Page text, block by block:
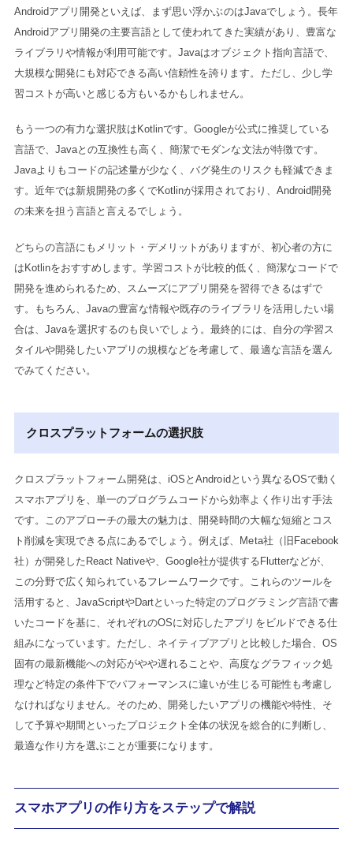
Androidアプリ開発といえば、まず思い浮かぶのはJavaでしょう。長年
Androidアプリ開発の主要言語として使われてきた実績があり、豊富な
ライブラリや情報が利用可能です。Javaはオブジェクト指向言語で、
大規模な開発にも対応できる高い信頼性を誇ります。ただし、少し学
習コストが高いと感じる方もいるかもしれません。
もう一つの有力な選択肢はKotlinです。Googleが公式に推奨している
言語で、Javaとの互換性も高く、簡潔でモダンな文法が特徴です。
Javaよりもコードの記述量が少なく、バグ発生のリスクも軽減できま
す。近年では新規開発の多くでKotlinが採用されており、Android開発
の未来を担う言語と言えるでしょう。
どちらの言語にもメリット・デメリットがありますが、初心者の方に
はKotlinをおすすめします。学習コストが比較的低く、簡潔なコードで
開発を進められるため、スムーズにアプリ開発を習得できるはずで
す。もちろん、Javaの豊富な情報や既存のライブラリを活用したい場
合は、Javaを選択するのも良いでしょう。最終的には、自分の学習ス
タイルや開発したいアプリの規模などを考慮して、最適な言語を選ん
でみてください。
クロスプラットフォームの選択肢
クロスプラットフォーム開発は、iOSとAndroidという異なるOSで動く
スマホアプリを、単一のプログラムコードから効率よく作り出す手法
です。このアプローチの最大の魅力は、開発時間の大幅な短縮とコス
ト削減を実現できる点にあるでしょう。例えば、Meta社（旧Facebook
社）が開発したReact Nativeや、Google社が提供するFlutterなどが、
この分野で広く知られているフレームワークです。これらのツールを
活用すると、JavaScriptやDartといった特定のプログラミング言語で書
いたコードを基に、それぞれのOSに対応したアプリをビルドできる仕
組みになっています。ただし、ネイティブアプリと比較した場合、OS
固有の最新機能への対応がやや遅れることや、高度なグラフィック処
理など特定の条件下でパフォーマンスに違いが生じる可能性も考慮し
なければなりません。そのため、開発したいアプリの機能や特性、そ
して予算や期間といったプロジェクト全体の状況を総合的に判断し、
最適な作り方を選ぶことが重要になります。
スマホアプリの作り方をステップで解説